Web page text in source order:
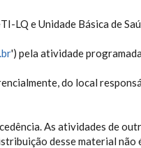
LQ e Unidade Básica de
') pela atividade
do local
As atividades de
desse material não